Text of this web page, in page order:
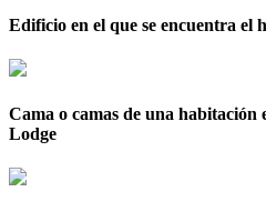
Edificio en el que se encuentra el
Cama o camas de una habitación
Lodge